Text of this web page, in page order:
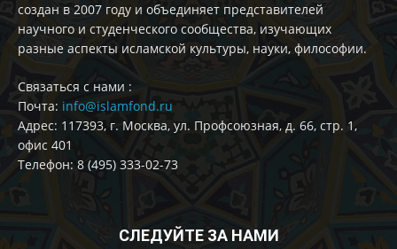
создан в 2007 году и объединяет представителей
научного и студенческого сообщества, изучающих
разные аспекты исламской культуры, науки, философии.
Cвязаться с нами :
Почта: info@islamfond.ru
Адрес: 117393, г. Москва, ул. Профсоюзная, д. 66, стр. 1,
офис 401
Телефон: 8 (495) 333-02-73
СЛЕДУЙТЕ ЗА НАМИ